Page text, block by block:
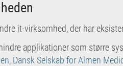
it-virksomhed, der har
applikationer som større
, Dansk Selskab for Almen